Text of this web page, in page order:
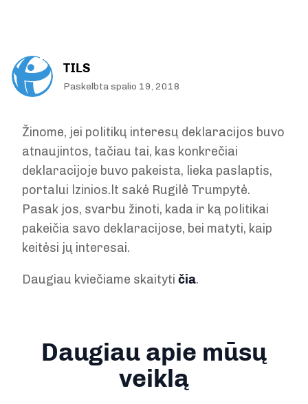
TILS
Paskelbta spalio 19, 2018
Žinome, jei politikų interesų deklaracijos buvo
atnaujintos, tačiau tai, kas konkrečiai
deklaracijoje buvo pakeista, lieka paslaptis,
portalui lzinios.lt sakė Rugilė Trumpytė.
Pasak jos, svarbu žinoti, kada ir ką politikai
pakeičia savo deklaracijose, bei matyti, kaip
keitėsi jų interesai.
Daugiau kviečiame skaityti čia.
Daugiau apie mūsų
veiklą